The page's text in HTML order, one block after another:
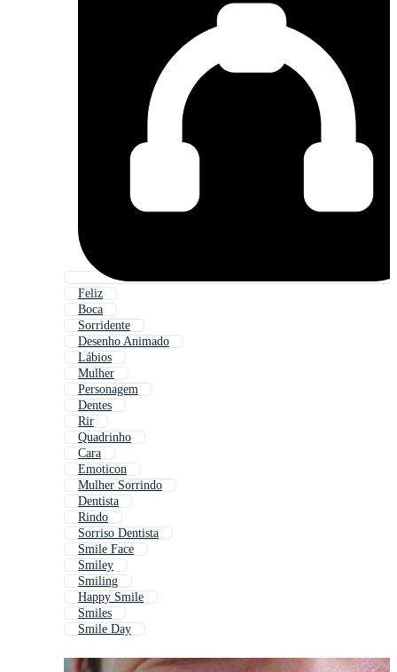
Feliz
Boca
Sorridente
Desenho Animado
Lábios
Mulher
Personagem
Dentes
Rir
Quadrinho
Cara
Emoticon
Mulher Sorrindo
Dentista
Rindo
Sorriso Dentista
Smile Face
Smiley
Smiling
Happy Smile
Smiles
Smile Day